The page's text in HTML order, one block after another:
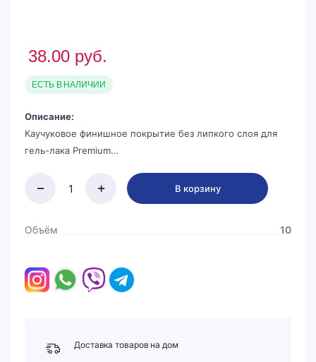
38.00 руб.
ЕСТЬ В НАЛИЧИИ
Описание:
Каучуковое финишное покрытие без липкого слоя для
гель-лака Premium…
В корзину
Объём 10
Доставка товаров на дом